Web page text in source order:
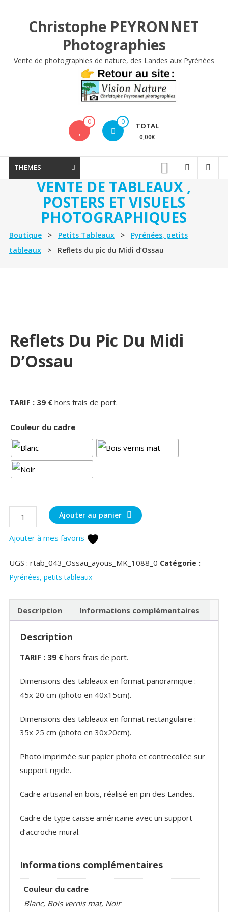
Christophe PEYRONNET
Photographies
Vente de photographies de nature, des Landes aux Pyrénées
0 0 TOTAL
0,00€
THEMES
VENTE DE TABLEAUX ,
POSTERS ET VISUELS
PHOTOGRAPHIQUES
Boutique> Petits Tableaux> Pyrénées, petits
tableaux> Reflets du pic du Midi d’Ossau
Reflets Du Pic Du Midi
D’Ossau
TARIF : 39 €hors frais de port.
Couleur du cadre
quantité
de
Reflets
du
pic
du
d'Ossau
Ajouter au panier
Ajouter à mes favoris
UGS : rtab_043_Ossau_ayous_MK_1088_0 Catégorie :
Pyrénées, petits tableaux
Description Informations complémentaires
Description
TARIF : 39 €hors frais de port.
Dimensions des tableaux en format panoramique :
45x 20 cm (photo en 40x15cm).
Dimensions des tableaux en format rectangulaire :
35x 25 cm (photo en 30x20cm).
Photo imprimée sur papier photo et contrecollée sur
support rigide.
Cadre artisanal en bois, réalisé en pin des Landes.
Cadre de type caisse américaine avec un support
d’accroche mural.
Informations complémentaires
Couleur du cadre
Blanc, Bois vernis mat, Noir